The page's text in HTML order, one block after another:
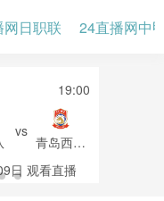
日职联 24直播网中
19:00
vs
青岛西海
岸
日 观看直播